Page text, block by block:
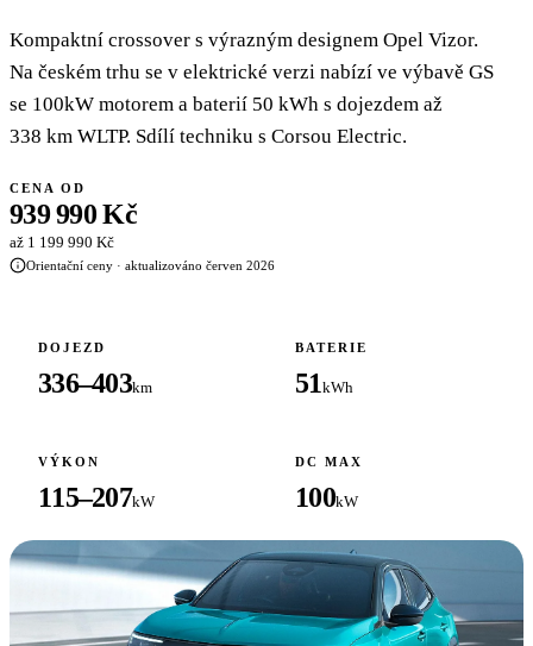
Kompaktní crossover s výrazným designem Opel Vizor.
Na českém trhu se v elektrické verzi nabízí ve výbavě GS
se 100kW motorem a baterií 50 kWh s dojezdem až
338 km WLTP. Sdílí techniku s Corsou Electric.
CENA OD
939 990 Kč
až 1 199 990 Kč
Orientační ceny · aktualizováno červen 2026
DOJEZD
336–403km
BATERIE
51kWh
VÝKON
115–207kW
DC MAX
100kW